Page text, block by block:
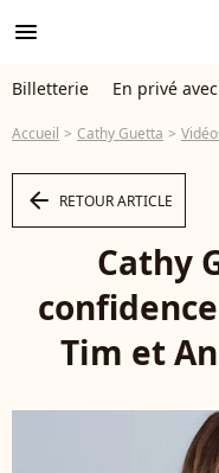
menu
Billetterie En privé avec
Accueil Cathy Guetta
arrow_left RETOUR ARTICLE
Cathy
Tim et